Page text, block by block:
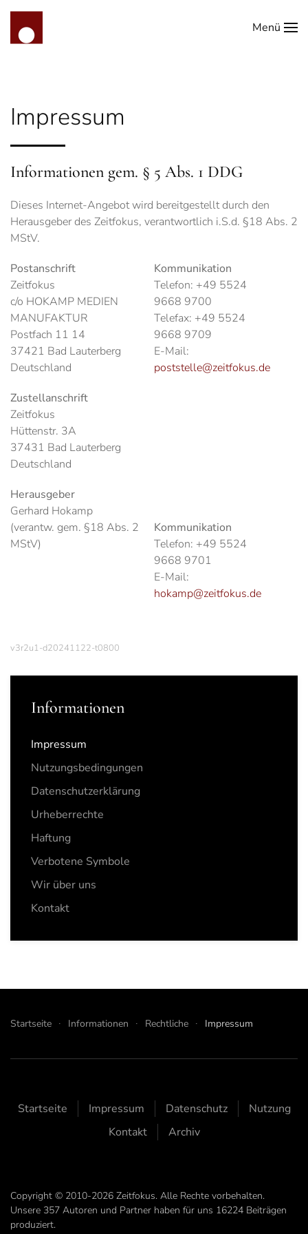
Zum Hauptinhalt springen
Menü
Impressum
Informationen gem. § 5 Abs. 1 DDG
Dieses Internet-Angebot wird bereitgestellt durch den
Herausgeber des Zeitfokus, verantwortlich i.S.d. §18 Abs. 2
MStV.
Postanschrift
Zeitfokus
c/o HOKAMP MEDIEN
MANUFAKTUR
Postfach 11 14
37421 Bad Lauterberg
Deutschland
Zustellanschrift
Zeitfokus
Hüttenstr. 3A
37431 Bad Lauterberg
Deutschland
Herausgeber
Gerhard Hokamp
(verantw. gem. §18 Abs. 2
MStV)
Kommunikation
Telefon: +49 5524
9668 9700
Telefax: +49 5524
9668 9709
E-Mail:
poststelle@zeitfokus.de
Kommunikation
Telefon: +49 5524
9668 9701
E-Mail:
hokamp@zeitfokus.de
v3r2u1-d20241122-t0800
Informationen
Impressum
Nutzungsbedingungen
Datenschutzerklärung
Urheberrechte
Haftung
Verbotene Symbole
Wir über uns
Kontakt
Startseite Informationen Rechtliche Impressum
Startseite Impressum Datenschutz
Nutzung
Kontakt
Archiv
Copyright © 2010-2026 Zeitfokus. Alle Rechte vorbehalten.
Unsere 357 Autoren und Partner haben für uns 16224 Beiträgen
produziert.